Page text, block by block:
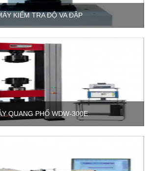
KIỂM TRA ĐỘ VA ĐẬP
QUANG PHỔ WDW-300E